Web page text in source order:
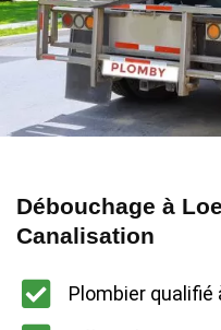
Débouchage à
Canalisation
Plombier